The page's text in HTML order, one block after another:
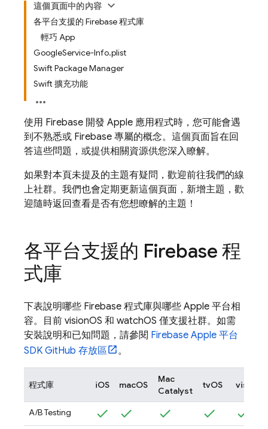
這個頁面中的內容
各平台支援的 Firebase 程式庫
輕巧 App
GoogleService-Info.plist
Swift Package Manager
Swift 擴充功能
使用 Firebase 開發 Apple 應用程式時，您可能會遇
到不熟悉或 Firebase 專屬的概念。這個頁面旨在回
答這些問題，或提供相關資源供您深入瞭解。
如果對本頁未提及的主題有疑問，歡迎前往我們的線
上社群。我們也會定期更新這個頁面，新增主題，歡
迎隨時返回查看是否有您想瞭解的主題！
各平台支援的 Firebase 程
式庫
下表說明哪些 Firebase 程式庫與哪些 Apple 平台相
容。目前 visionOS 和 watchOS 僅支援社群。如需
安裝說明和已知問題，請參閱 Firebase Apple 平台
SDK GitHub 存放區
。
程式庫 iOS macOS
Mac
Catalyst
tvOS
A/B Testing